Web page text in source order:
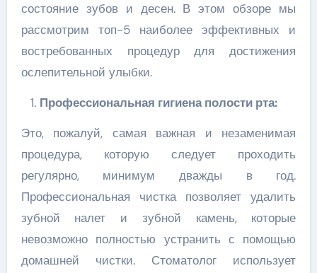
состояние зубов и десен. В этом обзоре мы
рассмотрим топ-5 наиболее эффективных и
востребованных процедур для достижения
ослепительной улыбки.
Профессиональная гигиена полости рта:
Это, пожалуй, самая важная и незаменимая
процедура, которую следует проходить
регулярно, минимум дважды в год.
Профессиональная чистка позволяет удалить
зубной налет и зубной камень, которые
невозможно полностью устранить с помощью
домашней чистки. Стоматолог использует